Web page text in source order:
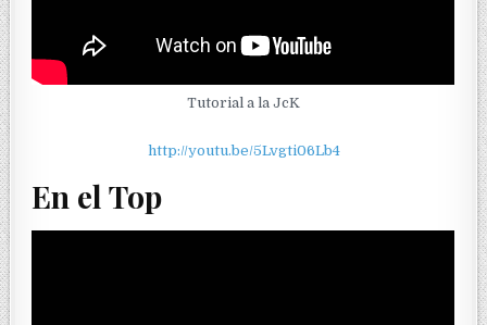
Tutorial a la JcK
http://youtu.be/5Lvgti06Lb4
En el Top